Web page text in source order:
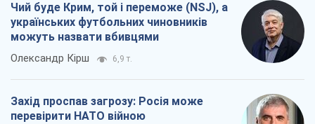
Чий буде Крим, той і переможе (NSJ), а
українських футбольних чиновників
можуть назвати вбивцями
Олександр Кірш 6,9 т.
Захід проспав загрозу: Росія може
перевірити НАТО війною